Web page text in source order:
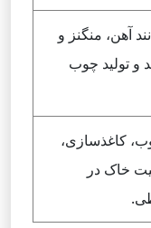
آهن، منگنز و
و تولید چوب
کاغذسازی،
خاک در